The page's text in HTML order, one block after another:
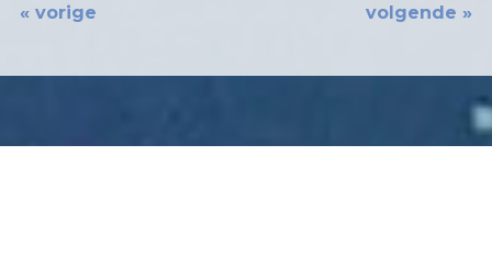
« vorige volgende »